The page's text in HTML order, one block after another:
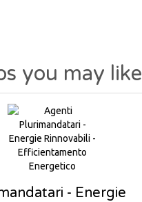
you may like
- Energie